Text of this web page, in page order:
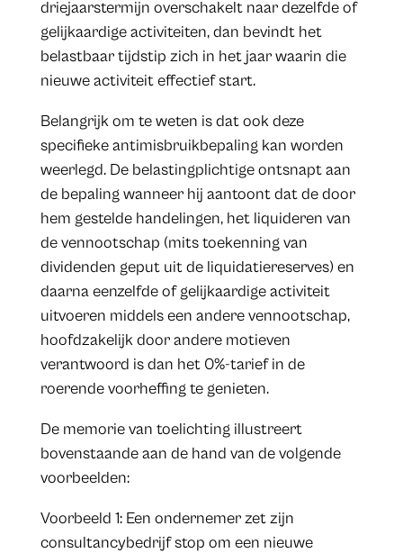
driejaarstermijn overschakelt naar dezelfde of
gelijkaardige activiteiten, dan bevindt het
belastbaar tijdstip zich in het jaar waarin die
nieuwe activiteit effectief start.
Belangrijk om te weten is dat ook deze
specifieke antimisbruikbepaling kan worden
weerlegd. De belastingplichtige ontsnapt aan
de bepaling wanneer hij aantoont dat de door
hem gestelde handelingen, het liquideren van
de vennootschap (mits toekenning van
dividenden geput uit de liquidatiereserves) en
daarna eenzelfde of gelijkaardige activiteit
uitvoeren middels een andere vennootschap,
hoofdzakelijk door andere motieven
verantwoord is dan het 0%-tarief in de
roerende voorheffing te genieten.
De memorie van toelichting illustreert
bovenstaande aan de hand van de volgende
voorbeelden:
Voorbeeld 1: Een ondernemer zet zijn
consultancybedrijf stop om een nieuwe